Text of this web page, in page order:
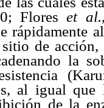
Floreset al.
rápidamente
de acción,
la
al igual
de la